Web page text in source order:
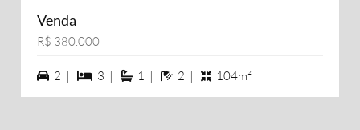
Venda
R$ 380.000
2 vagas na garagem
2 | 3 dormiórios
3 | 1 suítes
1 | 2 banheiros
2 | 104m²